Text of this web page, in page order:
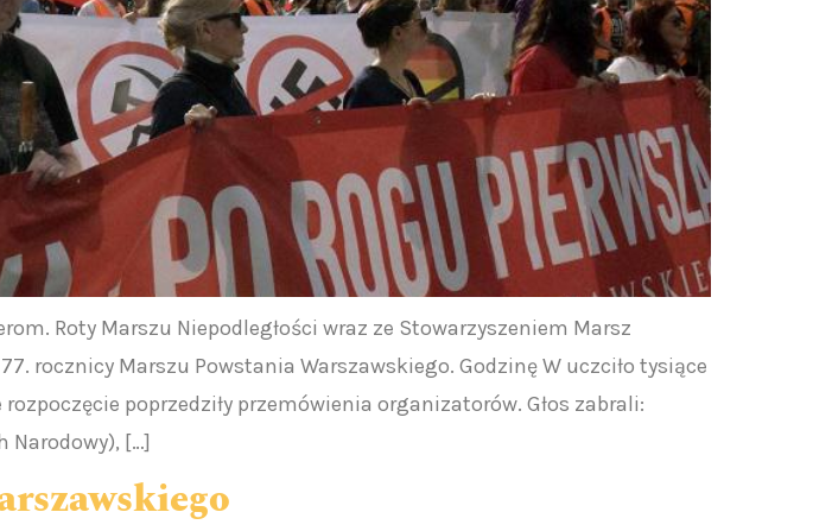
Roty Marszu Niepodległości wraz ze Stowarzyszeniem Marsz
rocznicy Marszu Powstania Warszawskiego. Godzinę W uczciło tysiące
poprzedziły przemówienia organizatorów. Głos zabrali:
Narodowy), […]